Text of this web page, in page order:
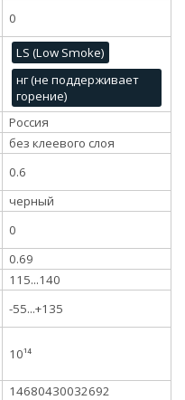
0
LS (Low Smoke)
нг (не поддерживает
горение)
Россия
без клеевого слоя
0.6
черный
0
0.69
115...140
-55...+135
10¹⁴
14680430032692